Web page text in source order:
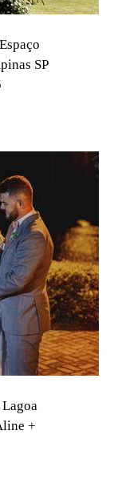
SP
+